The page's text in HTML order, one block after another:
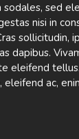
sodales, sed
nisi in
sollicitudin,
dapibus.
eleifend
ac,